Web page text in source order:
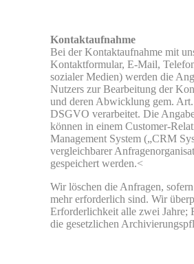
Kontaktaufnahme
Bei der Kontaktaufnahme mit
Kontaktformular, E-Mail,
sozialer Medien) werden die
Nutzers zur Bearbeitung der
und deren Abwicklung gem.
DSGVO verarbeitet. Die
können in einem Customer-
Management System („CRM
vergleichbarer
gespeichert werden.<
Wir löschen die Anfragen,
mehr erforderlich sind. Wir
Erforderlichkeit alle zwei Jahre;
die gesetzlichen